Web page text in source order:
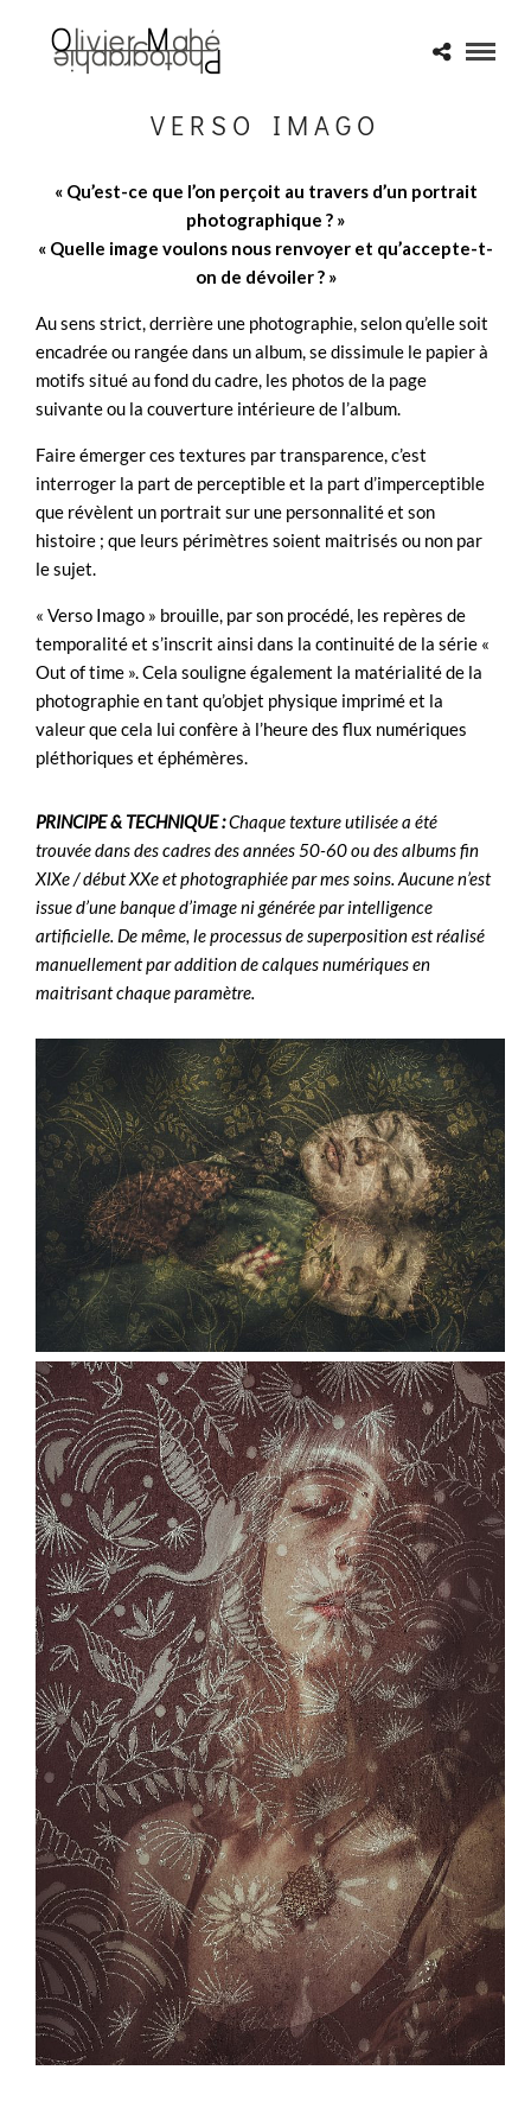
VERSO IMAGO
« Qu’est-ce que l’on perçoit au travers d’un portrait
photographique ? »
« Quelle image voulons nous renvoyer et qu’accepte-t-
on de dévoiler ? »
Au sens strict, derrière une photographie, selon qu’elle soit
encadrée ou rangée dans un album, se dissimule le papier à
motifs situé au fond du cadre, les photos de la page
suivante ou la couverture intérieure de l’album.
Faire émerger ces textures par transparence, c’est
interroger la part de perceptible et la part d’imperceptible
que révèlent un portrait sur une personnalité et son
histoire ; que leurs périmètres soient maitrisés ou non par
le sujet.
« Verso Imago » brouille, par son procédé, les repères de
temporalité et s’inscrit ainsi dans la continuité de la série «
Out of time ». Cela souligne également la matérialité de la
photographie en tant qu’objet physique imprimé et la
valeur que cela lui confère à l’heure des flux numériques
pléthoriques et éphémères.
PRINCIPE & TECHNIQUE :Chaque texture utilisée a été
trouvée dans des cadres des années 50-60 ou des albums fin
XIXe / début XXe et photographiée par mes soins. Aucune n’est
issue d’une banque d’image ni générée par intelligence
artificielle. De même, le processus de superposition est réalisé
manuellement par addition de calques numériques en
maitrisant chaque paramètre.